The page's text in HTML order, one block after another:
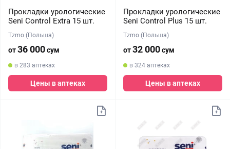
Прокладки урологические
Seni Control Extra 15 шт.
Tzmo (Польша)
от36 000сум
в 283 аптеках
Цены в аптеках
Прокладки урологические
Seni Control Plus 15 шт.
Tzmo (Польша)
от32 000сум
в 324 аптеках
Цены в аптеках